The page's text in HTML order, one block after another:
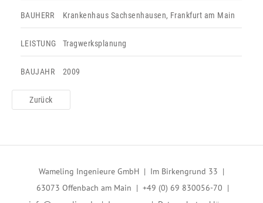
BAUHERR Krankenhaus Sachsenhausen, Frankfurt am Main
LEISTUNG Tragwerksplanung
BAUJAHR 2009
Zurück
Wameling Ingenieure GmbH | Im Birkengrund 33 |
63073 Offenbach am Main | +49 (0) 69 830056-70 |